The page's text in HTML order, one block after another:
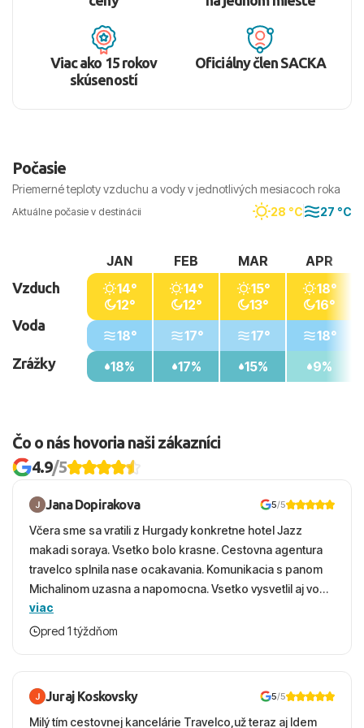
nealkoholických a miestnych alkoholických nápojov v
časoch a miestach určených hotelom.
dispozícii ležadlá a slnečníky zadarmo a môžu si
požičať plážové osušky za poplatok. Pri pláži sa
nachádza aj bar, kde si môžu dopriať osviežujúce
Okolie hotela je ideálne pre pokojné prechádzky a
objavovanie miestnych obchodov. S blízkosťou k
centru mesta Rethymno je tiež ľahký prístup k miestnym
atrakciám a kultúrnym pamiatkam.
Vzdialenosti od
Centra mesta Rethymno: 6 km
Nákupných možností: v okolí hotela.
Viac ako 15 rokov
skúseností
Oficiálny člen SACKA
Počasie
Priemerné teploty vzduchu a vody v jednotlivých mesiacoch roka
Aktuálne počasie v destinácii 28 °C 27 °C
Vzduch
Voda
Zrážky
JAN
14°
12°
18°
18%
FEB
14°
12°
17°
17%
MAR
15°
13°
17°
15%
APR
18°
16°
18°
9%
Čo o nás hovoria naši zákazníci
4.9/5
Jana Dopirakova 5/5
Včera sme sa vratili z Hurgady konkretne hotel Jazz
makadi soraya. Vsetko bolo krasne. Cestovna agentura
travelco splnila nase ocakavania. Komunikacia s panom
Michalinom uzasna a napomocna. Vsetko vysvetlil aj vo
vecernych hodinach zaco sa ospravedlnujem. Hotel
krasny, cisty. Sluzby top. Strava, prostredie, more,
viac
pred 1 týždňom
Juraj Koskovsky 5/5
Milý tím cestovnej kancelárie Travelco,už teraz aj Idem